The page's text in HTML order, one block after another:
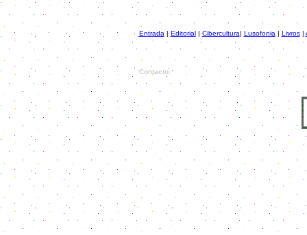
Entrada |Editorial| Cibercultura| Lusofonia | Livros|
Contacto: